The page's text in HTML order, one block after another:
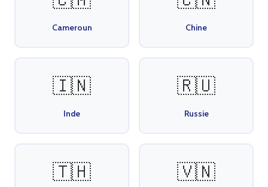
Cameroun Chine
🇮🇳
Inde
🇷🇺
Russie
🇹🇭 🇻🇳